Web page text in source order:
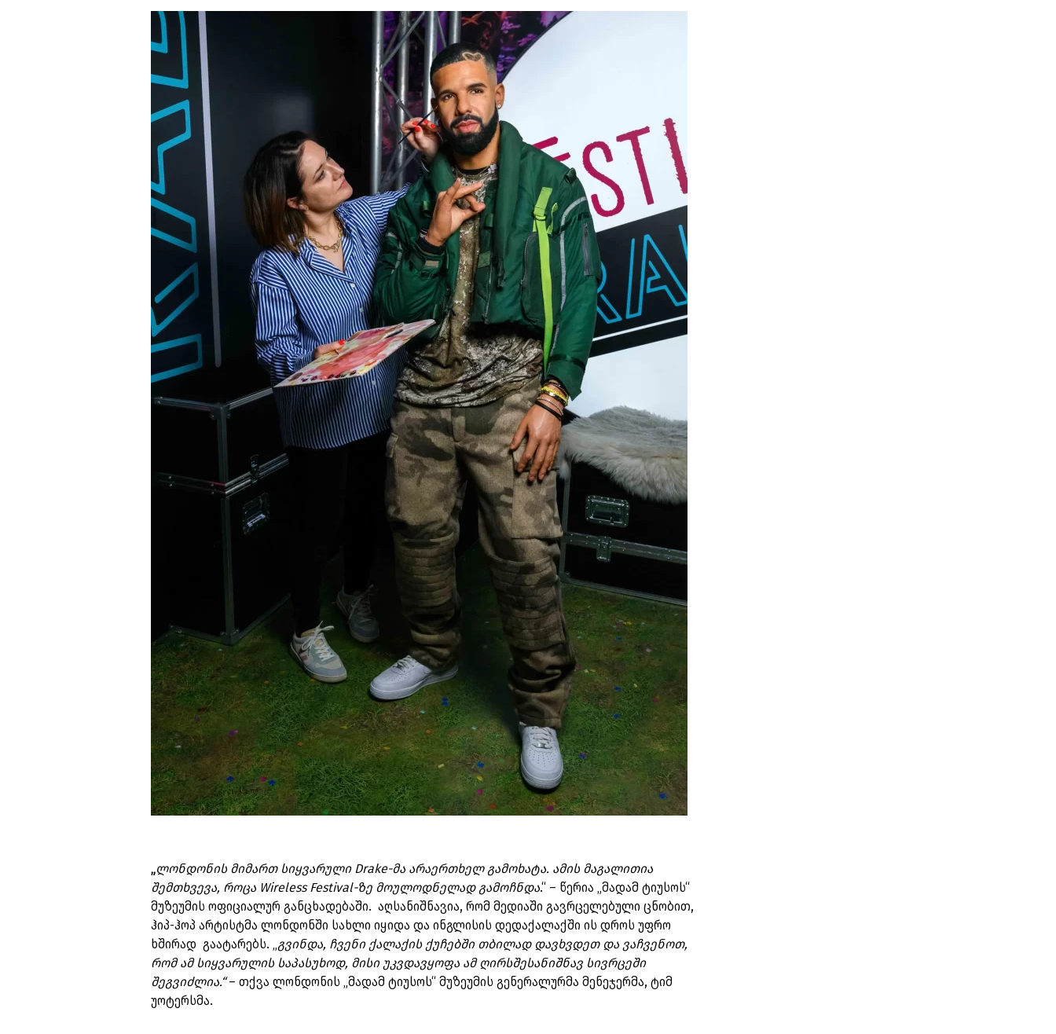
„ლონდონის მიმართ სიყვარული Drake-მა არაერთხელ გამოხატა. ამის მაგალითია
შემთხვევა, როცა Wireless Festival-ზე მოულოდნელად გამოჩნდა.“ – წერია „მადამ ტიუსოს“
მუზეუმის ოფიციალურ განცხადებაში. აღსანიშნავია, რომ მედიაში გავრცელებული ცნობით,
ჰიპ-ჰოპ არტისტმა ლონდონში სახლი იყიდა და ინგლისის დედაქალაქში ის დროს უფრო
ხშირად გაატარებს. „გვინდა, ჩვენი ქალაქის ქუჩებში თბილად დავხვდეთ და ვაჩვენოთ,
რომ ამ სიყვარულის საპასუხოდ, მისი უკვდავყოფა ამ ღირსშესანიშნავ სივრცეში
შეგვიძლია.“– თქვა ლონდონის „მადამ ტიუსოს“ მუზეუმის გენერალურმა მენეჯერმა, ტიმ
უოტერსმა.